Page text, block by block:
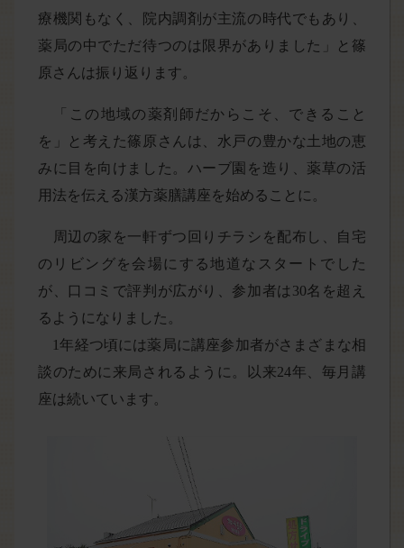
療機関もなく、院内調剤が主流の時代でもあり、
薬局の中でただ待つのは限界がありました」と篠
原さんは振り返ります。
「この地域の薬剤師だからこそ、できること
を」と考えた篠原さんは、水戸の豊かな土地の恵
みに目を向けました。ハーブ園を造り、薬草の活
用法を伝える漢方薬膳講座を始めることに。
周辺の家を一軒ずつ回りチラシを配布し、自宅
のリビングを会場にする地道なスタートでした
が、口コミで評判が広がり、参加者は30名を超え
るようになりました。
1年経つ頃には薬局に講座参加者がさまざまな相
談のために来局されるように。以来24年、毎月講
座は続いています。